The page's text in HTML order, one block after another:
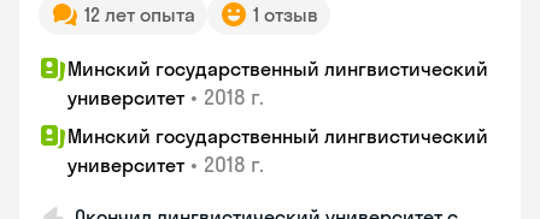
12 лет опыта
1 отзыв
Минский государственный лингвистический
университет • 2018 г.
Минский государственный лингвистический
университет • 2018 г.